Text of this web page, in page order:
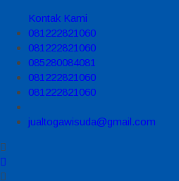
Kontak Kami
081222821060
081222821060
085280084081
081222821060
081222821060
jualtogawisuda@gmail.com